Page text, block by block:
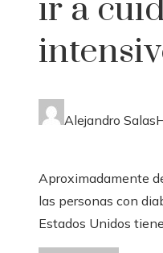
ir a
Alejandro Salas
Aproximadamente
las personas con
Estados Unidos